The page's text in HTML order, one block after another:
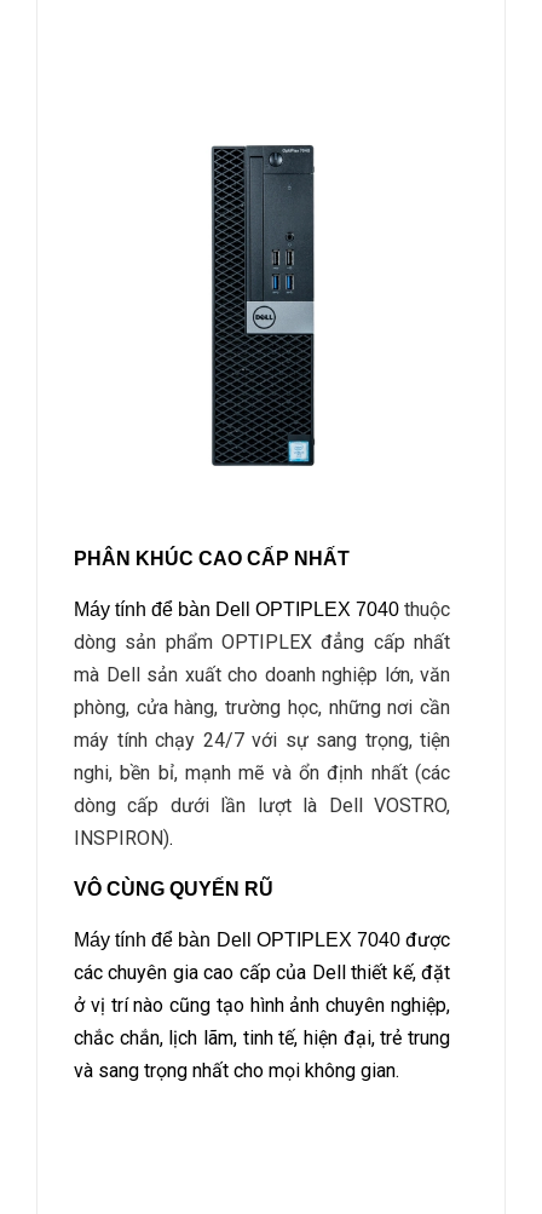
PHÂN KHÚC CAO CẤP NHẤT
Máy tính để bàn Dell OPTIPLEX 7040 thuộc
dòng sản phẩm OPTIPLEX đẳng cấp nhất
mà Dell sản xuất cho doanh nghiệp lớn, văn
phòng, cửa hàng, trường học, những nơi cần
máy tính chạy 24/7 với sự sang trọng, tiện
nghi, bền bỉ, mạnh mẽ và ổn định nhất (các
dòng cấp dưới lần lượt là Dell VOSTRO,
INSPIRON).
VÔ CÙNG QUYẾN RŨ
Máy tính để bàn Dell OPTIPLEX 7040 được
các chuyên gia cao cấp của Dell thiết kế, đặt
ở vị trí nào cũng tạo hình ảnh chuyên nghiệp,
chắc chắn, lịch lãm, tinh tế, hiện đại, trẻ trung
và sang trọng nhất cho mọi không gian.